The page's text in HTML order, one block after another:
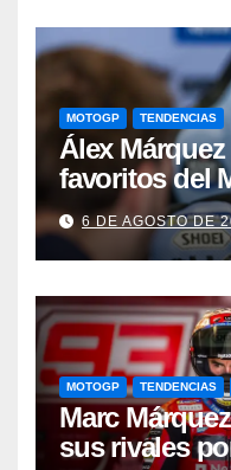
MOTOGP TENDENCIAS
Álex
favoritos del
que apostar
por quién
6 DE AGOSTO DE
MOTOGP TENDENCIAS
Marc
sus rivales